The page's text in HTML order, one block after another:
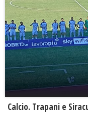
Calcio. Trapani e